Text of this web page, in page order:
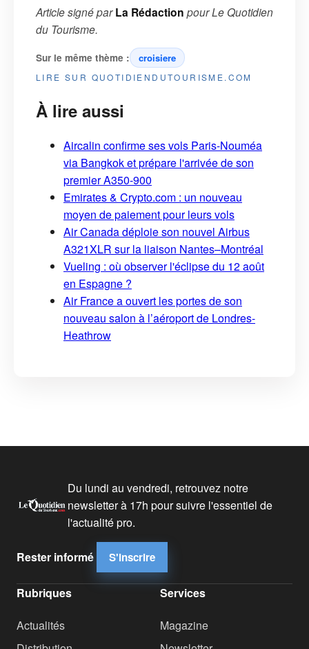
Article signé parLa Rédaction pourLe Quotidien
du Tourisme.
Sur le même thème : croisiere
LIRE SUR QUOTIDIENDUTOURISME.COM
À lire aussi
Aircalin confirme ses vols Paris-Nouméa
via Bangkok et prépare l'arrivée de son
premier A350-900
Emirates & Crypto.com : un nouveau
moyen de paiement pour leurs vols
Air Canada déploie son nouvel Airbus
A321XLR sur la liaison Nantes–Montréal
Vueling : où observer l'éclipse du 12 août
en Espagne ?
Air France a ouvert les portes de son
nouveau salon à l’aéroport de Londres-
Heathrow
Du lundi au vendredi, retrouvez notre
newsletter à 17h pour suivre l'essentiel de
l'actualité pro.
Rester informé S'inscrire
Rubriques
Actualités
Services
Magazine